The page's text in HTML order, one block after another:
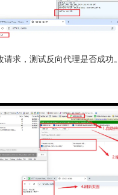
求，测试反向代理是否成功。